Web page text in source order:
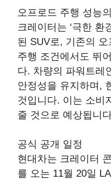
오프로드 주행 성능
크레이터는 ‘극한 환
된 SUV로, 기존의
주행 조건에서도 뛰
다. 차량의 파워트레
안정성을 유지하며,
것입니다. 이는 소비
줄 것으로 예상됩니
공식 공개 일정
현대차는 크레이터
를 오는 11월 20일